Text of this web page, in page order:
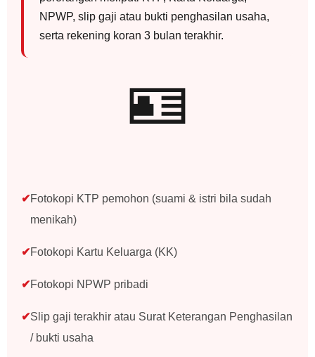
NPWP, slip gaji atau bukti penghasilan usaha,
serta rekening koran 3 bulan terakhir.
🪪
Fotokopi KTP pemohon (suami & istri bila sudah
menikah)
Fotokopi Kartu Keluarga (KK)
Fotokopi NPWP pribadi
Slip gaji terakhir atau Surat Keterangan Penghasilan
/ bukti usaha